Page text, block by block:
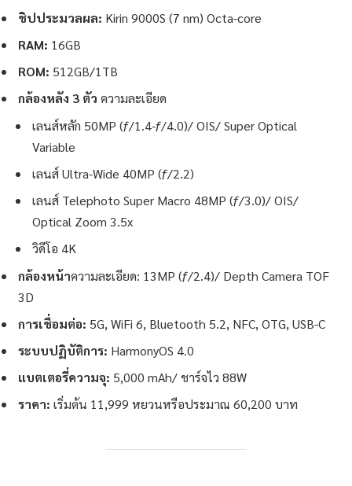
ชิปประมวลผล: Kirin 9000S (7 nm) Octa-core
RAM: 16GB
ROM: 512GB/1TB
กล้องหลัง 3 ตัว ความละเอียด
เลนส์หลัก 50MP (ƒ/1.4-ƒ/4.0)/ OIS/ Super Optical
Variable
เลนส์ Ultra-Wide 40MP (ƒ/2.2)
เลนส์ Telephoto Super Macro 48MP (ƒ/3.0)/ OIS/
Optical Zoom 3.5x
วิดีโอ 4K
กล้องหน้าความละเอียด: 13MP (ƒ/2.4)/ Depth Camera TOF
3D
การเชื่อมต่อ: 5G, WiFi 6, Bluetooth 5.2, NFC, OTG, USB-C
ระบบปฏิบัติการ: HarmonyOS 4.0
แบตเตอรี่ความจุ: 5,000 mAh/ ชาร์จไว 88W
ราคา: เริ่มต้น 11,999 หยวนหรือประมาณ 60,200 บาท